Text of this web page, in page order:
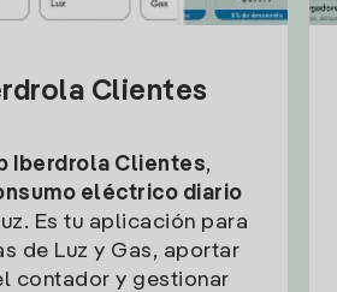
Clientes
Iberdrola Clientes,
eléctrico diario
Es tu aplicación para
de Luz y Gas, aportar
contador y gestionar